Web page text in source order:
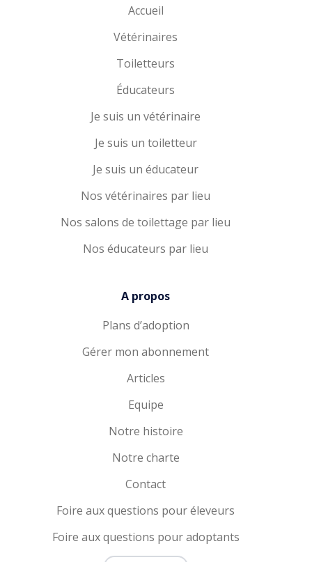
Accueil
Vétérinaires
Toiletteurs
Éducateurs
Je suis un vétérinaire
Je suis un toiletteur
Je suis un éducateur
Nos vétérinaires par lieu
Nos salons de toilettage par lieu
Nos éducateurs par lieu
A propos
Plans d’adoption
Gérer mon abonnement
Articles
Equipe
Notre histoire
Notre charte
Contact
Foire aux questions pour éleveurs
Foire aux questions pour adoptants